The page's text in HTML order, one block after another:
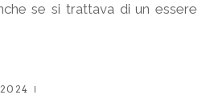
se si trattava di un essere